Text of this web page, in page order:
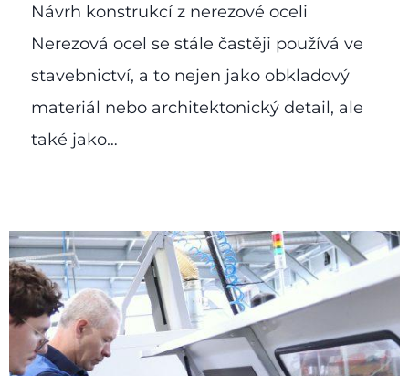
Návrh konstrukcí z nerezové oceli
Nerezová ocel se stále častěji používá ve
stavebnictví, a to nejen jako obkladový
materiál nebo architektonický detail, ale
také jako…